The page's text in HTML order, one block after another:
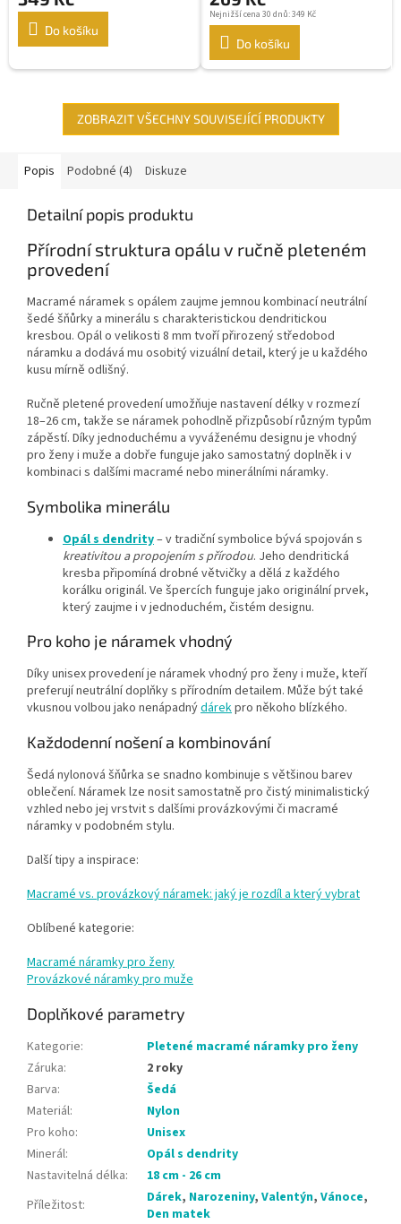
Do košíku
Nejnižší cena 30 dnů: 349 Kč
Do košíku
ZOBRAZIT VŠECHNY SOUVISEJÍCÍ PRODUKTY
Popis Podobné (4) Diskuze
Detailní popis produktu
Přírodní struktura opálu v ručně pleteném
provedení
Macramé náramek s opálem zaujme jemnou kombinací neutrální
šedé šňůrky a minerálu s charakteristickou dendritickou
kresbou. Opál o velikosti 8 mm tvoří přirozený středobod
náramku a dodává mu osobitý vizuální detail, který je u každého
kusu mírně odlišný.
Ručně pletené provedení umožňuje nastavení délky v rozmezí
18–26 cm, takže se náramek pohodlně přizpůsobí různým typům
zápěstí. Díky jednoduchému a vyváženému designu je vhodný
pro ženy i muže a dobře funguje jako samostatný doplněk i v
kombinaci s dalšími macramé nebo minerálními náramky.
Symbolika minerálu
Opál s dendrity– v tradiční symbolice bývá spojován s
kreativitou a propojením s přírodou. Jeho dendritická
kresba připomíná drobné větvičky a dělá z každého
korálku originál. Ve špercích funguje jako originální prvek,
který zaujme i v jednoduchém, čistém designu.
Pro koho je náramek vhodný
Díky unisex provedení je náramek vhodný pro ženy i muže, kteří
preferují neutrální doplňky s přírodním detailem. Může být také
vkusnou volbou jako nenápadnýdárekpro někoho blízkého.
Každodenní nošení a kombinování
Šedá nylonová šňůrka se snadno kombinuje s většinou barev
oblečení. Náramek lze nosit samostatně pro čistý minimalistický
vzhled nebo jej vrstvit s dalšími provázkovými či macramé
náramky v podobném stylu.
Další tipy a inspirace:
Macramé vs. provázkový náramek: jaký je rozdíl a který vybrat
Oblíbené kategorie:
Macramé náramky pro ženy
Provázkové náramky pro muže
Doplňkové parametry
Kategorie:
Pletené macramé náramky pro ženy
Záruka:
2 roky
Barva:
Šedá
Materiál:
Nylon
Pro koho:
Unisex
Minerál:
Opál s dendrity
Nastavitelná délka:
18 cm - 26 cm
Příležitost: Dárek, Narozeniny, Valentýn, Vánoce,
Den matek